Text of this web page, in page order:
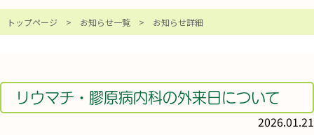
トップページ > お知らせ一覧 > お知らせ詳細
リウマチ・膠原病内科の外来日について
2026.01.21